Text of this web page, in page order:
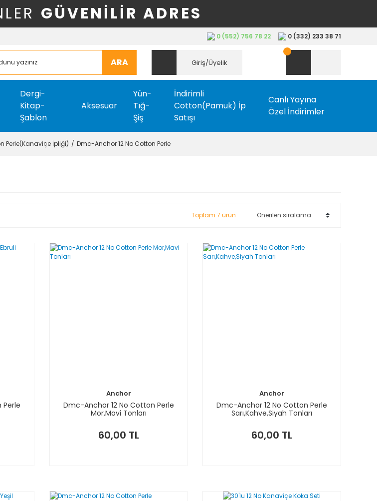
GÜVENİLİR ADRES
0 (552) 756 78 22 0 (332) 233 38 71
ARA Giriş/Üyelik
Dergi-
Kitap-
Şablon
Aksesuar
Yün-
Tığ-
Şiş
İndirimli
Cotton(Pamuk) İp
Satışı
Canlı Yayına
Özel İndirimler
Perle(Kanaviçe İpliği) Dmc-Anchor 12 No Cotton Perle
Toplam 7 ürün
Perle
Anchor
Dmc-Anchor 12 No Cotton Perle
Mor,Mavi Tonları
60,00 TL
Anchor
Dmc-Anchor 12 No Cotton Perle
Sarı,Kahve,Siyah Tonları
60,00 TL